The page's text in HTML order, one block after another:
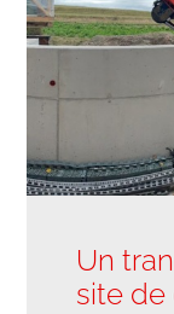
Un
site de